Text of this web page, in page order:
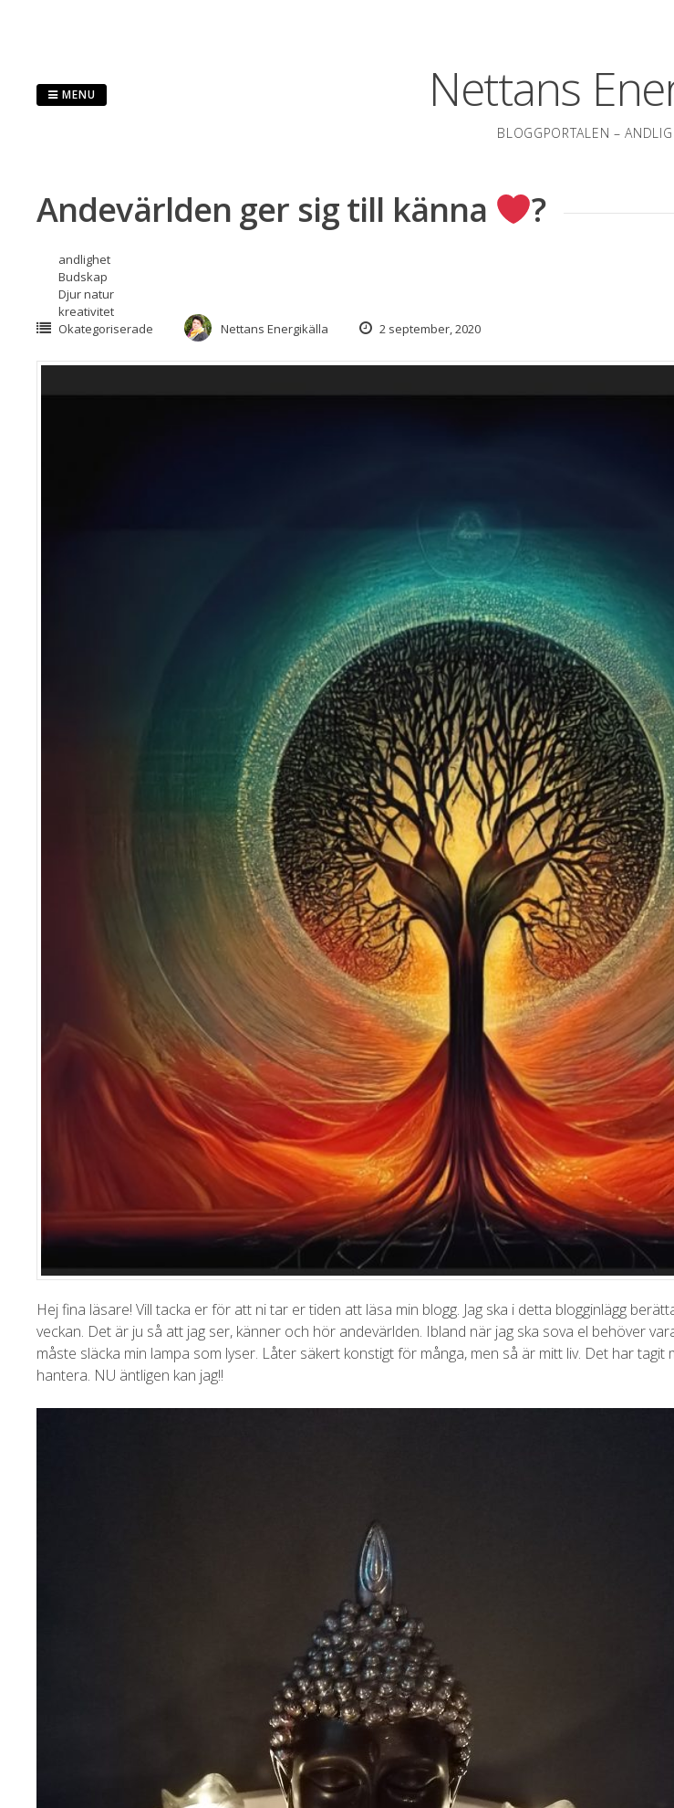
Nettans
BLOGGPORTALEN –
MENU
Andevärlden ger sig till känna ?
andlighet
Budskap
Djur natur
kreativitet
Okategoriserade
Nettans Energikälla 2 september, 2020
Hej fina läsare! Vill tacka er för att ni tar er tiden att läsa min blogg. Jag ska i detta blogginlägg
veckan. Det är ju så att jag ser, känner och hör andevärlden. Ibland när jag ska sova el behöver
måste släcka min lampa som lyser. Låter säkert konstigt för många, men så är mitt liv. Det har tagit
hantera. NU äntligen kan jag!!